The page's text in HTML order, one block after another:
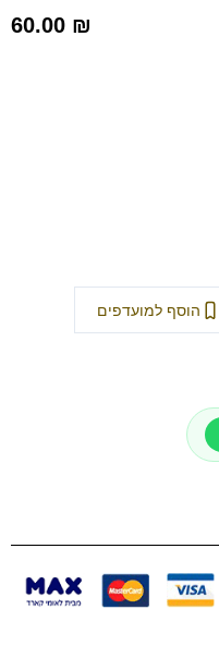
60.00 ₪
הוסף למועדפים